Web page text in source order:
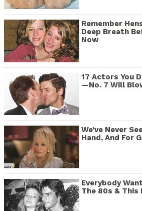
Remember
Deep Breath
Now
17 Actors You
—No. 7 Will
We’ve Never
Hand, And For
Everybody
The 80s & This